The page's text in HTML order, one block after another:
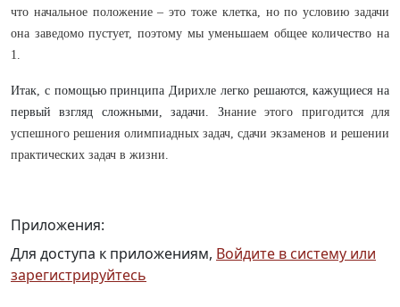
что начальное положение – это тоже клетка, но по условию задачи
она заведомо пустует, поэтому мы уменьшаем общее количество на
1.
Итак, с помощью принципа Дирихле легко решаются, кажущиеся на
первый взгляд сложными, задачи. Знание этого пригодится для
успешного решения олимпиадных задач, сдачи экзаменов и решении
практических задач в жизни.
Приложения:
Для доступа к приложениям, Войдите в систему или
зарегистрируйтесь